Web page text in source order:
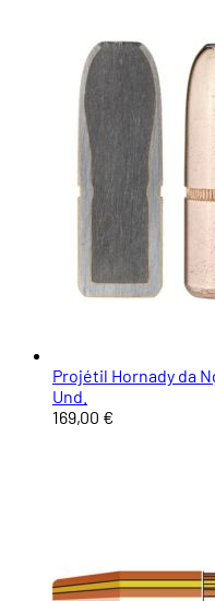
Projétil Hornady da
Und.
169,00 €